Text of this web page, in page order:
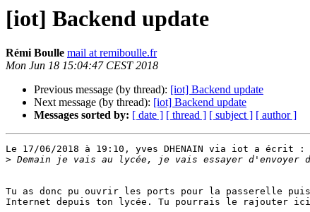
[iot] Backend update
Rémi Boulle mail at remiboulle.fr
Mon Jun 18 15:04:47 CEST 2018
Previous message (by thread): [iot] Backend update
Next message (by thread): [iot] Backend update
Messages sorted by: [ date ] [ thread ] [ subject ] [ author ]
Le 17/06/2018 à 19:10, yves DHENAIN via iot a écrit :
>
Tu as donc pu ouvrir les ports pour la passerelle
Internet depuis ton lycée. Tu pourrais le rajouter